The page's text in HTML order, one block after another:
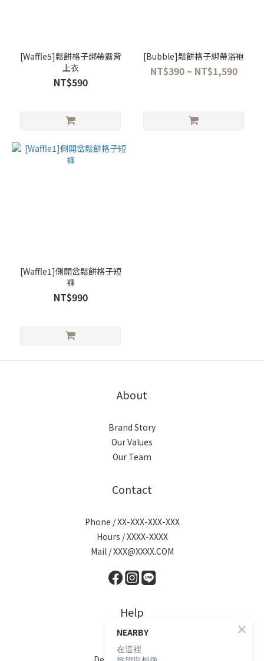
[Waffle5]鬆餅格子綁帶露背
上衣
NT$590
[Bubble]鬆餅格子綁帶浴袍
NT$390 ~ NT$1,590
[Waffle1]側開岔鬆餅格子短
褲
NT$990
About
Brand Story
Our Values
Our Team
Contact
Phone / XX-XXX-XXX-XXX
Hours / XXXX-XXXX
Mail / XXX@XXXX.COM
Help
FAQ
NEARBY
在這裡